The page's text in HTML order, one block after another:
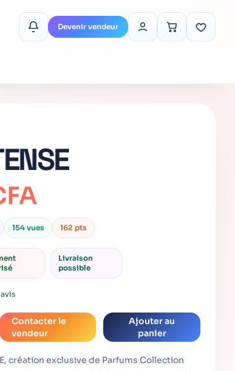
Devenir vendeur
154 vues 162 pts
Livraison
possible
Contacter le
vendeur
Ajouter au
panier
création exclusive de Parfums Collection